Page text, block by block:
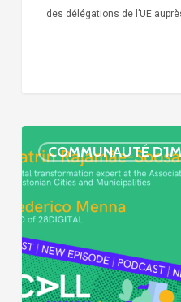
des délégations de l’UE
COMMUNAUTÉ
Simone »
épisode
:
villes
et
numérisation